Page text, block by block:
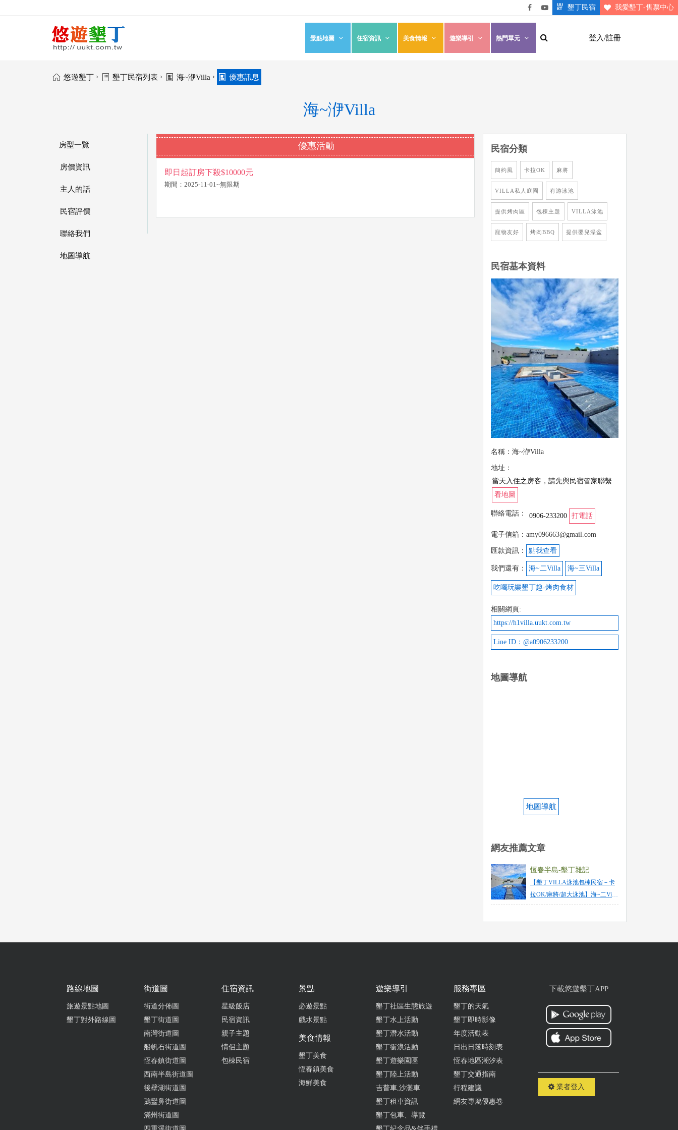
悠遊
墾丁
粉絲
墾丁
墾丁民宿 我愛墾丁-售票中心
登入/註冊
景點地圖 住宿資訊 美食情報 遊樂導引 熱門單元
悠遊墾丁 › 墾丁民宿列表 › 海~洢Villa › 優惠訊息
海~洢Villa
房型一覽
房價資訊
主人的話
民宿評價
聯絡我們
地圖導航
優惠活動
即日起訂房下殺$10000元
期間：2025-11-01~無限期
民宿分類
簡約風 卡拉OK 麻將
VILLA私人庭園 有游泳池
提供烤肉區 包棟主題 VILLA泳池
寵物友好 烤肉BBQ 提供嬰兒澡盆
民宿基本資料
名稱：海~洢Villa
地址：
當天入住之房客，請先與民宿管家聯繫
看地圖
聯絡電話： 0906-233200 打電話
電子信箱：amy096663@gmail.com
匯款資訊： 點我查看
我們還有： 海~二Villa 海~三Villa
吃喝玩樂墾丁趣-烤肉食材
相關網頁:
https://h1villa.uukt.com.tw
Line ID：@a0906233200
地圖導航
地圖導航
網友推薦文章
恆春半島-墾丁雜記
【墾丁VILLA泳池包棟民宿－卡
拉OK/麻將/超大泳池】海~二Villa
共有三間私人泳池大空間，每館
路線地圖
旅遊景點地圖
墾丁對外路線圖
街道圖
街道分佈圖
墾丁街道圖
南灣街道圖
船帆石街道圖
恆春鎮街道圖
西南半島街道圖
後壁湖街道圖
鵝鑾鼻街道圖
滿州街道圖
住宿資訊
星級飯店
民宿資訊
親子主題
情侶主題
包棟民宿
景點
必遊景點
戲水景點
美食情報
墾丁美食
恆春鎮美食
海鮮美食
遊樂導引
墾丁社區生態旅遊
墾丁水上活動
墾丁潛水活動
墾丁衝浪活動
墾丁遊樂園區
墾丁陸上活動
吉普車,沙灘車
墾丁租車資訊
墾丁包車、導覽
服務專區
墾丁的天氣
墾丁即時影像
年度活動表
日出日落時刻表
恆春地區潮汐表
墾丁交通指南
行程建議
網友專屬優惠卷
下載悠遊墾丁APP
業者登入